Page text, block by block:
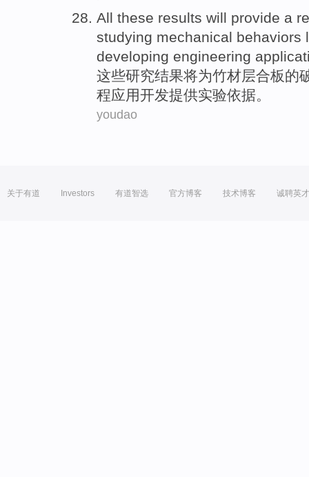
All these results will provide a
studying mechanical behaviors
developing engineering
这些研究结果将为竹材层合板的
程应用开发提供实验依据。
youdao
关于有道 Investors 有道智选 官方博客 技术博客 诚聘英才